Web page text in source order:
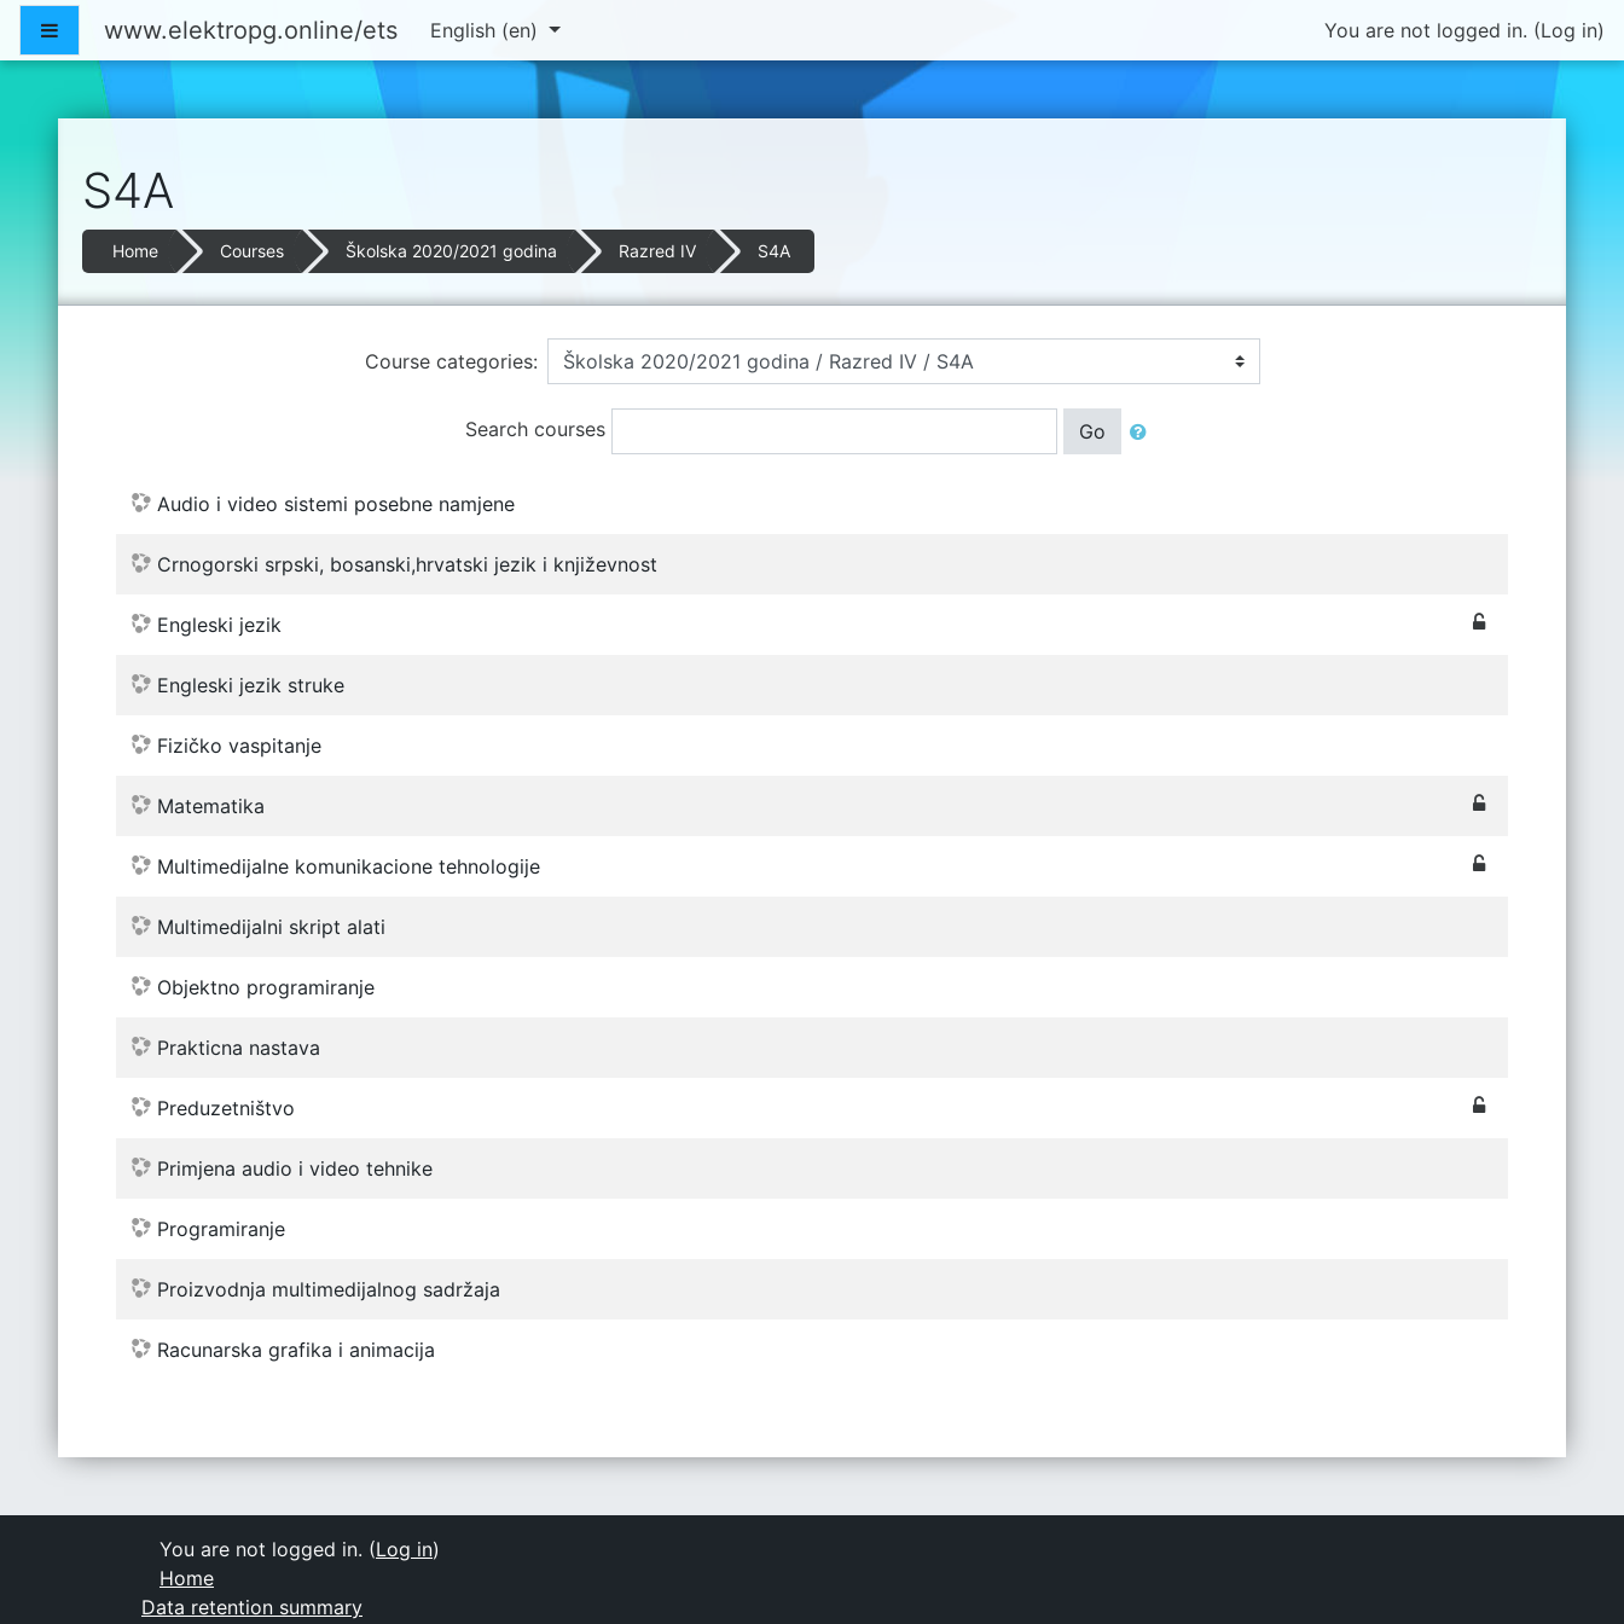
Skip to main content
Side panel
www.elektropg.online/ets English ‎(en)‎ You are not logged in. (Log in)
S4A
Home Courses Školska 2020/2021 godina Razred IV S4A
Course categories:
Search courses Go
Audio i video sistemi posebne namjene
Crnogorski srpski, bosanski,hrvatski jezik i književnost
Engleski jezik
Engleski jezik struke
Fizičko vaspitanje
Matematika
Multimedijalne komunikacione tehnologije
Multimedijalni skript alati
Objektno programiranje
Prakticna nastava
Preduzetništvo
Primjena audio i video tehnike
Programiranje
Proizvodnja multimedijalnog sadržaja
Racunarska grafika i animacija
You are not logged in. (Log in)
Home
Data retention summary